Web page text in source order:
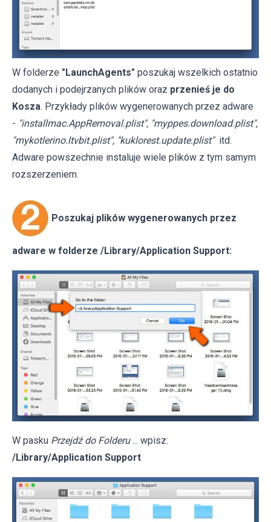
W folderze "LaunchAgents" poszukaj wszelkich ostatnio
dodanych i podejrzanych plików oraz przenieś je do
Kosza. Przykłady plików wygenerowanych przez adware
- "installmac.AppRemoval.plist", "myppes.download.plist",
"mykotlerino.ltvbit.plist", "kuklorest.update.plist" itd.
Adware powszechnie instaluje wiele plików z tym samym
rozszerzeniem.
Poszukaj plików wygenerowanych przez
adware w folderze /Library/Application Support:
W pasku Przejdź do Folderu ... wpisz:
/Library/Application Support